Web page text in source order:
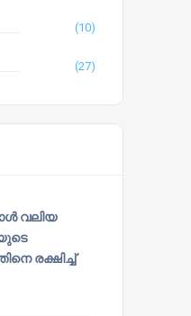
(10)
(27)
വലിയ
രക്ഷിച്ച്